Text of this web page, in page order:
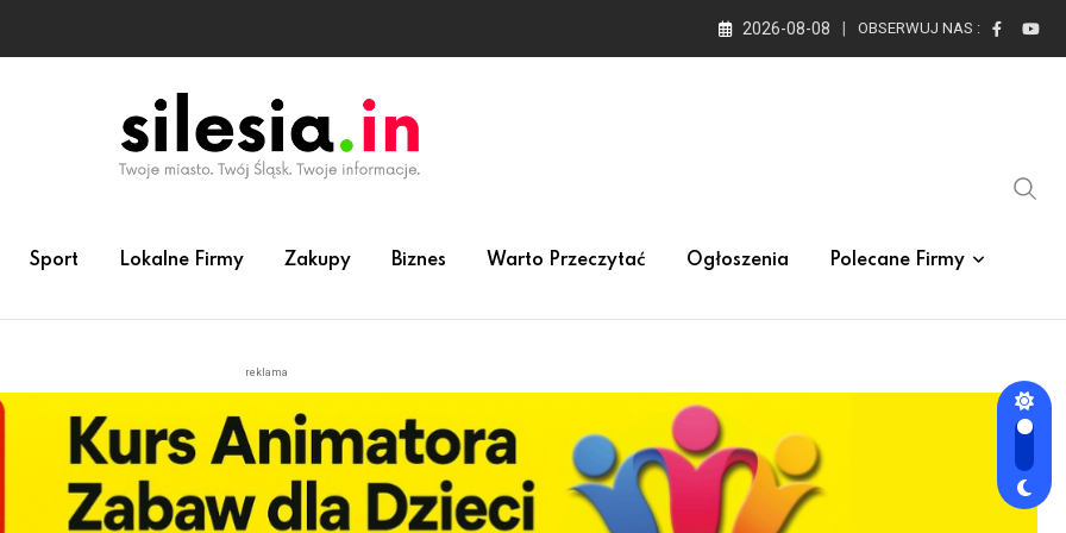
2026-08-08 OBSERWUJ NAS :
Sport Lokalne Firmy Zakupy Biznes Warto Przeczytać Ogłoszenia Polecane Firmy
reklama